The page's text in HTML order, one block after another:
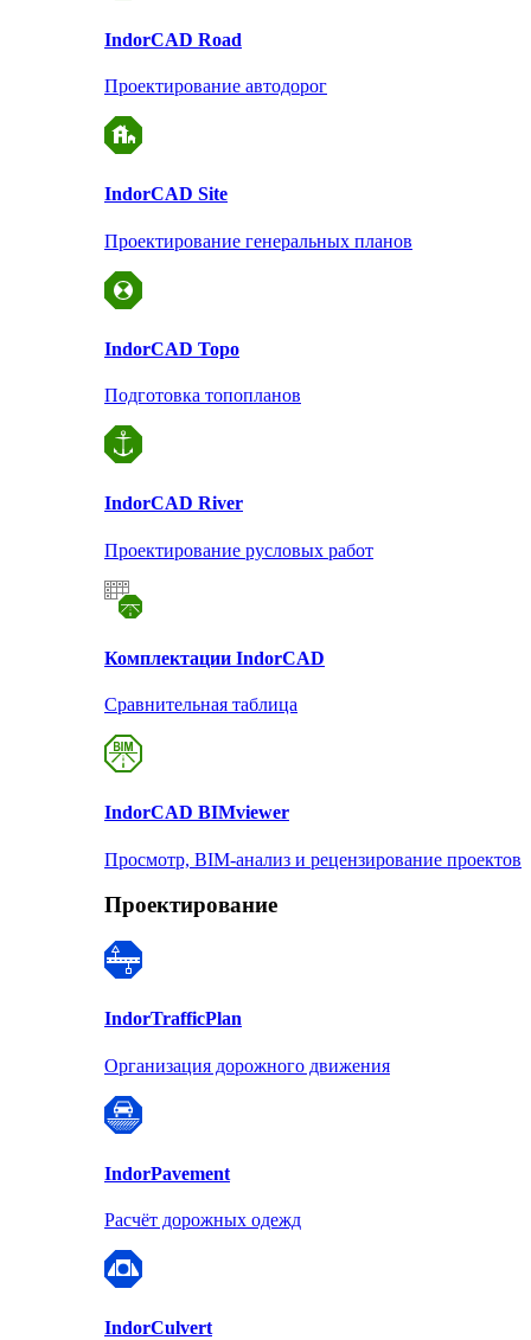
IndorCAD Road
Проектирование автодорог
IndorCAD Site
Проектирование генеральных планов
IndorCAD Topo
Подготовка топопланов
IndorCAD River
Проектирование русловых работ
Комплектации IndorCAD
Сравнительная таблица
IndorCAD BIMviewer
Просмотр, BIM-анализ и рецензирование проектов
Проектирование
IndorTrafficPlan
Организация дорожного движения
IndorPavement
Расчёт дорожных одежд
IndorCulvert